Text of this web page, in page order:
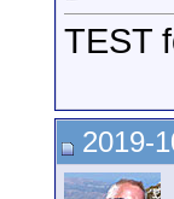
TEST
2019-